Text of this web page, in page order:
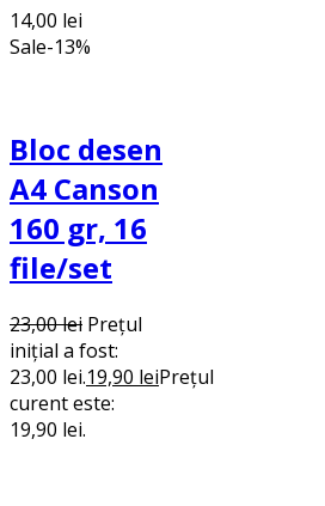
14,00 lei
Sale-13%
Bloc desen
A4 Canson
160 gr, 16
file/set
23,00lei Prețul
inițial a fost:
23,00 lei.19,90 leiPrețul
curent este:
19,90 lei.